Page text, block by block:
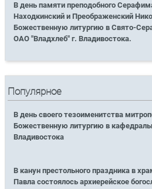
В день памяти преподобного
Находкинский и Преображенский
Божественную литургию в Свято-
ОАО "Владхлеб" г. Владивостока.
Популярное
В день своего тезоименитства
Божественную литургию в
Владивостока
В канун престольного праздника в
Павла состоялось архиерейское